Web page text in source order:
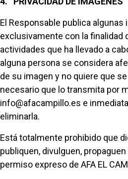
El Responsable publica algunas
exclusivamente con la finalidad
actividades que ha llevado a
alguna persona se considera
de su imagen y no quiere que
necesario que lo transmita por
info@afacampillo.es e
eliminarla.
Está totalmente prohibido que
publiquen, divulguen,
permiso expreso de AFA EL